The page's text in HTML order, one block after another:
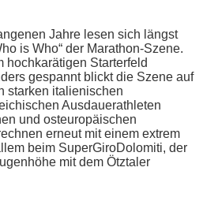
Jahre lesen sich längst
is Who“ der Marathon-Szene.
hochkarätigen Starterfeld
gespannt blickt die Szene auf
starken italienischen
Ausdauerathleten
und osteuropäischen
erneut mit einem extrem
beim SuperGiroDolomiti, der
mit dem Ötztaler